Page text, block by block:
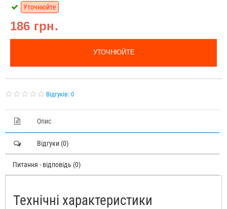
186 грн.
Уточнюйте
УТОЧНЮЙТЕ
Відгуків: 0
Опис
Відгуки (0)
Питання - відповідь (0)
Технічні характеристики